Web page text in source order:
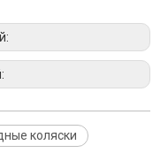
коляски